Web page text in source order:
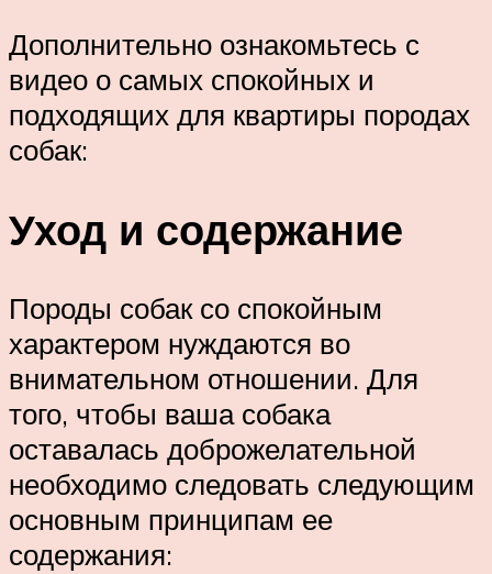
Дополнительно ознакомьтесь с
видео о самых спокойных и
подходящих для квартиры породах
собак:
Уход и содержание
Породы собак со спокойным
характером нуждаются во
внимательном отношении. Для
того, чтобы ваша собака
оставалась доброжелательной
необходимо следовать следующим
основным принципам ее
содержания: